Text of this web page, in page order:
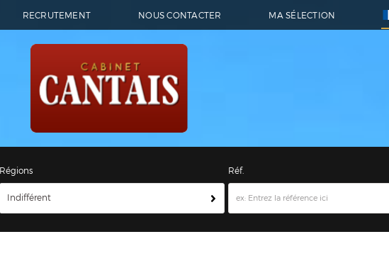
RECRUTEMENT NOUS CONTACTER MA SÉLECTION
Régions
Indifférent
Réf.